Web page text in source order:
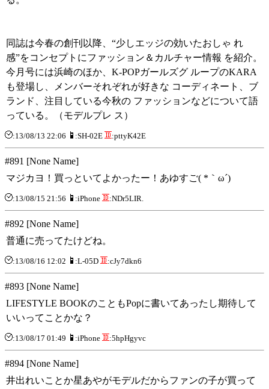
同誌は今春の創刊以降、“少しエッジの効いたおしゃ れ
感”をコンセプトにファッション＆カルチャー情報 を紹介。
今月号には浜崎のほか、K-POPガールズグ ループのKARA
も登場し、メンバーそれぞれが好きな コーディネート、ブ
ランド、注目している今秋の ファッションなどについて語
っている。（モデルプレ ス）
:13/08/13 22:06 :SH-02E :pttyK42E
#891 [None Name]
マジカヨ！買っといてよかったー！あゆすご( *｀ω´)
:13/08/15 21:56 :iPhone :NDr5LIR.
#892 [None Name]
普通に売ってたけどね。
:13/08/16 12:02 :L-05D :cJy7dkn6
#893 [None Name]
LIFESTYLE BOOKのこともPopに書いてあったし期待して
いいってことかな？
:13/08/17 01:49 :iPhone :5hpHgyvc
#894 [None Name]
井出れいことか星あやがモデルだからファンの子が買って